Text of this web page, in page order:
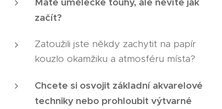
začít?
Zatoužili jste někdy zachytit na papír
kouzlo okamžiku a atmosféru místa?
Chcete si osvojit základní akvarelové
techniky nebo prohloubit výtvarné